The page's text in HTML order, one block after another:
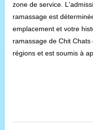
zone de service.
ramassage est
emplacement et votre
ramassage de Chit
régions et est soumis à